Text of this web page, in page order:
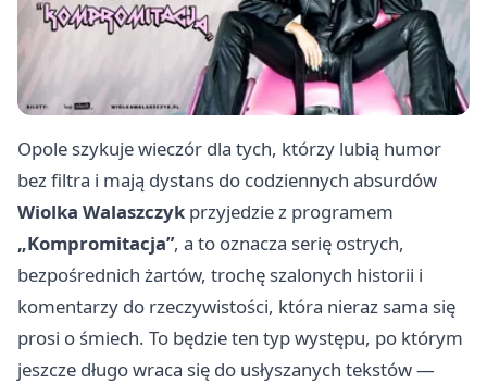
Opole szykuje wieczór dla tych, którzy lubią humor
bez filtra i mają dystans do codziennych absurdów
Wiolka Walaszczyk przyjedzie z programem
„Kompromitacja”, a to oznacza serię ostrych,
bezpośrednich żartów, trochę szalonych historii i
komentarzy do rzeczywistości, która nieraz sama się
prosi o śmiech. To będzie ten typ występu, po którym
jeszcze długo wraca się do usłyszanych tekstów —